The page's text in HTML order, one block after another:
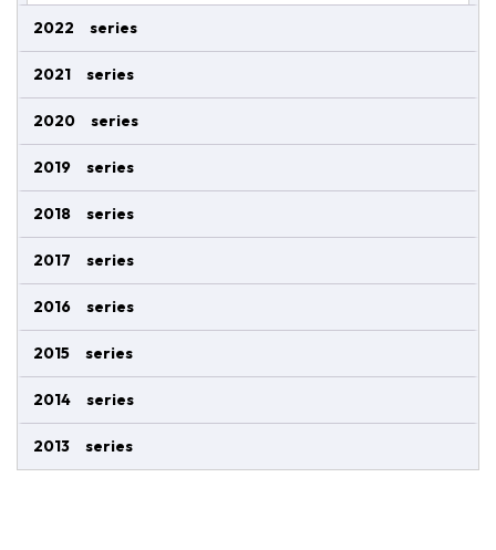
2022 series
2021 series
2020 series
2019 series
2018 series
2017 series
2016 series
2015 series
2014 series
2013 series